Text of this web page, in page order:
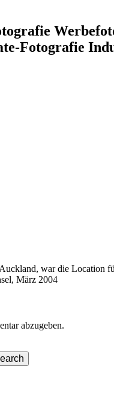
Fotografie
war die Location
März 2004
abzugeben.